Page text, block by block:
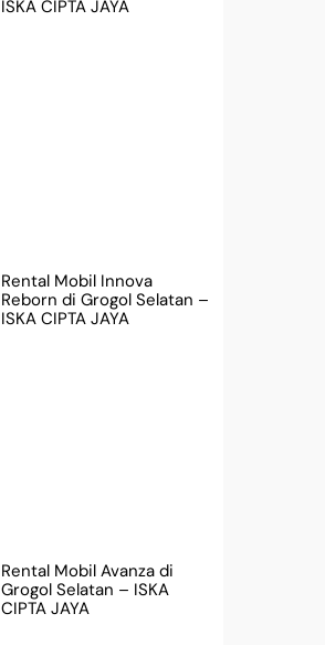
ISKA CIPTA JAYA
Rental Mobil Innova
Reborn di Grogol Selatan –
ISKA CIPTA JAYA
Rental Mobil Avanza di
Grogol Selatan – ISKA
CIPTA JAYA